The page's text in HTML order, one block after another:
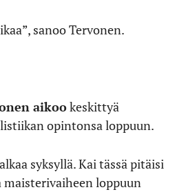
sanoo Tervonen.
aikookeskittyä
opintonsa loppuun.
syksyllä. Kai tässä pitäisi
loppuun